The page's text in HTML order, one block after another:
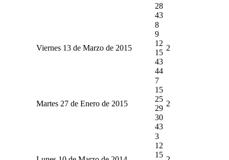
28
43
Viernes 13 de Marzo de 2015
8
9
12
15
43
44
2
Martes 27 de Enero de 2015
7
15
25
29
30
43
2
3
12
15